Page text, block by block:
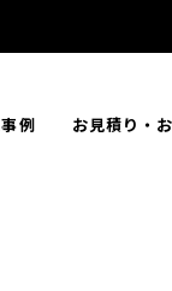
例 お見積り・